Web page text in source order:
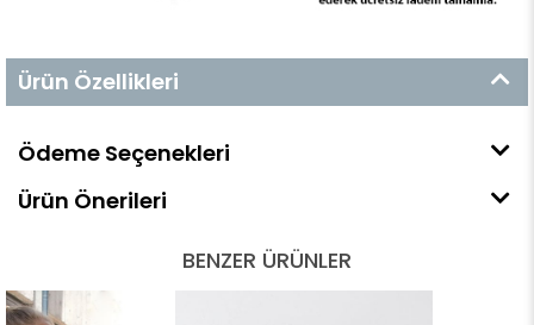
Ürün Özellikleri
Ödeme Seçenekleri
Ürün Önerileri
BENZER ÜRÜNLER